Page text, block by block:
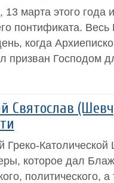
марта этого года
понтификата.
когда
призван Господом
Святослав
Греко-Католической
которое дал
политического,